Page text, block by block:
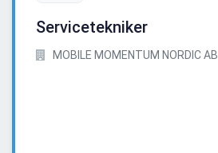
Servicetekniker
MOBILE MOMENTUM NORDIC AB